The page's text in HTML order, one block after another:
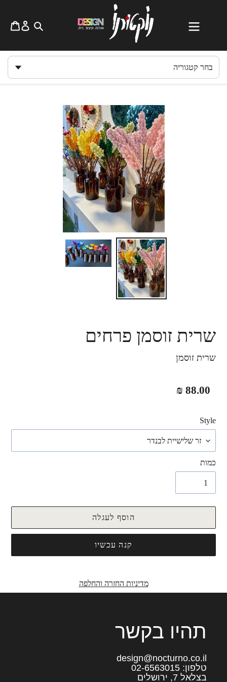
שרית זוסמן פרחים
שרית זוסמן
מחיר
88.00 ₪
Style
כמות
הוסף לעגלה
קנה עכשיו
מדיניות החזרה והחלפה
תהיו בקשר
design@nocturno.co.il
טלפון: 02-6563015
בצלאל 7, ירושלים